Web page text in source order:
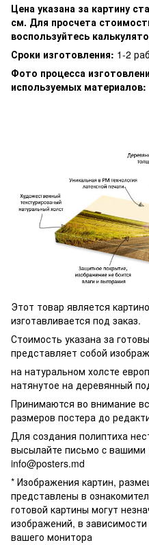
Цена указана за картину
см. Для просчета
воспользуйтесь
Сроки изготовления: 1-2
Фото процесса
используемых материалов:
Этот товар является
изготавливается под заказ.
Стоимость указана за
представляет собой
на натуральном холсте
натянутое на деревянный
Принимаются во внимание
размеров постера до
Для создания полиптиха
высылайте письмо c вашими
info@posters.md
* Изображения картин,
представлены в
готовой картины могут
изображений, в
вашего монитора